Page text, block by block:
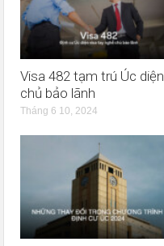
Visa 482 tạm trú Úc diện
chủ bảo lãnh
Tháng 6 10, 2024